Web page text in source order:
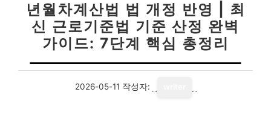
년월차계산법 법 개정 반영 | 최
신 근로기준법 기준 산정 완벽
가이드: 7단계 핵심 총정리
2026-05-11 작성자: